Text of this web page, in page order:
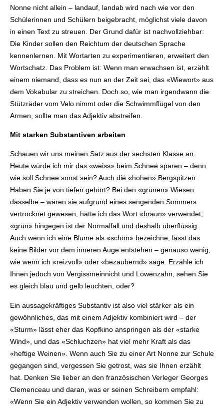
Nonne nicht allein – landauf, landab wird nach wie vor den
Schülerinnen und Schülern beigebracht, möglichst viele davon
in einen Text zu streuen. Der Grund dafür ist nachvollziehbar:
Die Kinder sollen den Reichtum der deutschen Sprache
kennenlernen. Mit Wortarten zu experimentieren, erweitert den
Wortschatz. Das Problem ist: Wenn man erwachsen ist, erzählt
einem niemand, dass es nun an der Zeit sei, das «Wiewort» aus
dem Vokabular zu streichen. Doch so, wie man irgendwann die
Stützräder vom Velo nimmt oder die Schwimmflügel von den
Armen, sollte man das Adjektiv abstreifen.
Mit starken Substantiven arbeiten
Schauen wir uns meinen Satz aus der sechsten Klasse an.
Heute würde ich mir das «weiss» beim Schnee sparen – denn
wie soll Schnee sonst sein? Auch die «hohen» Bergspitzen:
Haben Sie je von tiefen gehört? Bei den «grünen» Wiesen
dasselbe – wären sie aufgrund eines sengenden Sommers
vertrocknet gewesen, hätte ich das Wort «braun» verwendet;
«grün» hingegen ist der Normalfall und deshalb überflüssig.
Auch wenn ich eine Blume als «schön» bezeichne, lässt das
keine Bilder vor dem inneren Auge entstehen – genauso wenig,
wie wenn ich «reizvoll» oder «bezaubernd» sage. Erzähle ich
Ihnen jedoch von Vergissmeinnicht und Löwenzahn, sehen Sie
es gleich blau und gelb leuchten, oder?
Ein aussagekräftiges Substantiv ist also viel stärker als ein
gewöhnliches, das mit einem Adjektiv kombiniert wird – der
«Sturm» lässt eher das Kopfkino anspringen als der «starke
Wind», und das «Schluchzen» hat viel mehr Kraft als das
«heftige Weinen». Wenn auch Sie zu einer Art Nonne zur Schule
gegangen sind, vergessen Sie getrost, was sie Ihnen erzählt
hat. Denken Sie lieber an den französischen Verleger Georges
Clemenceau und daran, was er seinen Schreibern empfahl:
«Wenn Sie ein Adjektiv verwenden wollen, so kommen Sie zu